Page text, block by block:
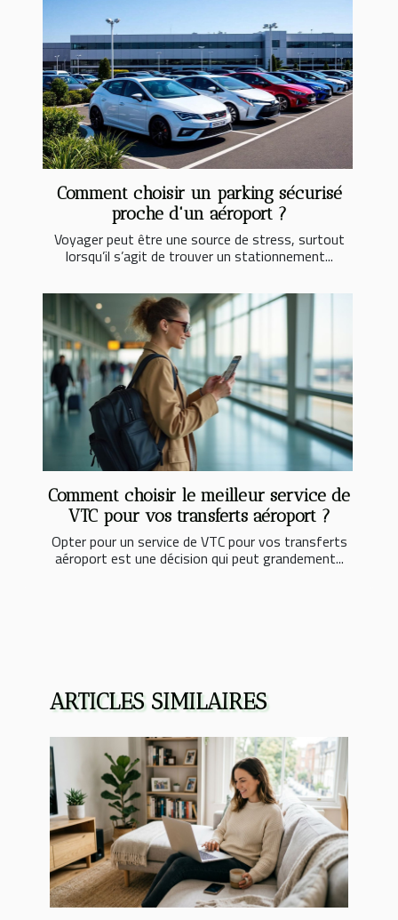
Comment choisir un parking sécurisé
proche d'un aéroport ?
Voyager peut être une source de stress, surtout
lorsqu’il s’agit de trouver un stationnement...
Comment choisir le meilleur service de
VTC pour vos transferts aéroport ?
Opter pour un service de VTC pour vos transferts
aéroport est une décision qui peut grandement...
ARTICLES SIMILAIRES